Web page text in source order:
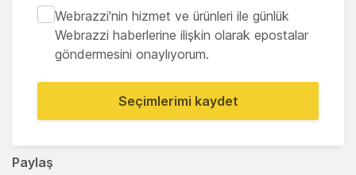
Paylaş
Webrazzi'nin hizmet ve ürünleri ile günlük
Webrazzi haberlerine ilişkin olarak epostalar
göndermesini onaylıyorum.
Seçimlerimi kaydet